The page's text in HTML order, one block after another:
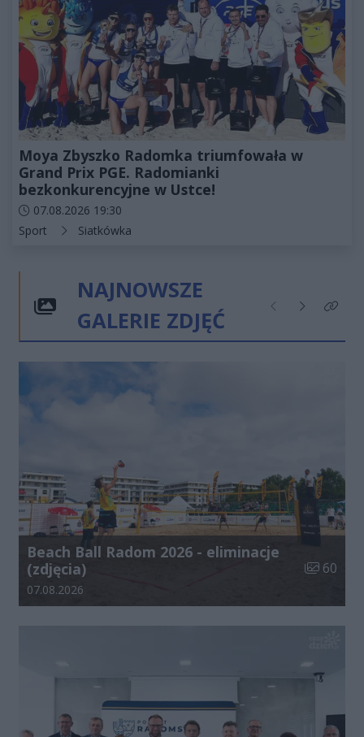
Moya Zbyszko Radomka triumfowała w
Grand Prix PGE. Radomianki
bezkonkurencyjne w Ustce!
Data dodania artykułu:
07.08.2026 19:30
Kategorie artykułu:
Sport Siatkówka
NAJNOWSZE
GALERIE ZDJĘĆ
Poprzednie
NastępneKliknij
Beach Ball Radom 2026 - eliminacje
(zdjęcia)
Liczba
60
Data dodania galerii:
07.08.2026